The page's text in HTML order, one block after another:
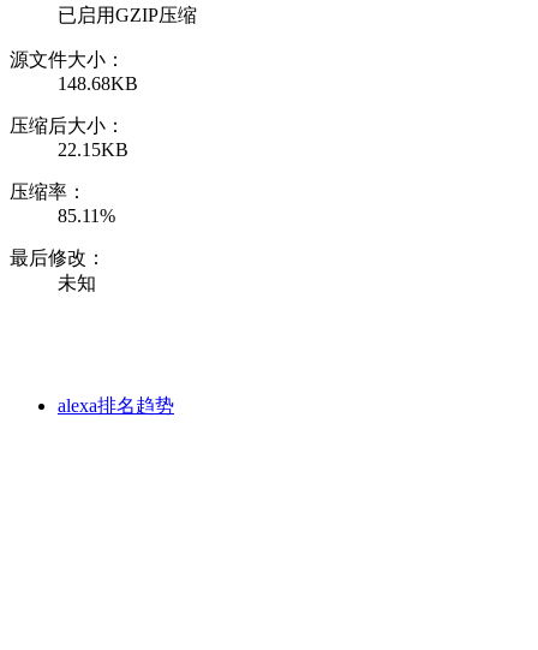
已启用GZIP压缩
源文件大小：
148.68KB
压缩后大小：
22.15KB
压缩率：
85.11%
最后修改：
未知
alexa排名趋势